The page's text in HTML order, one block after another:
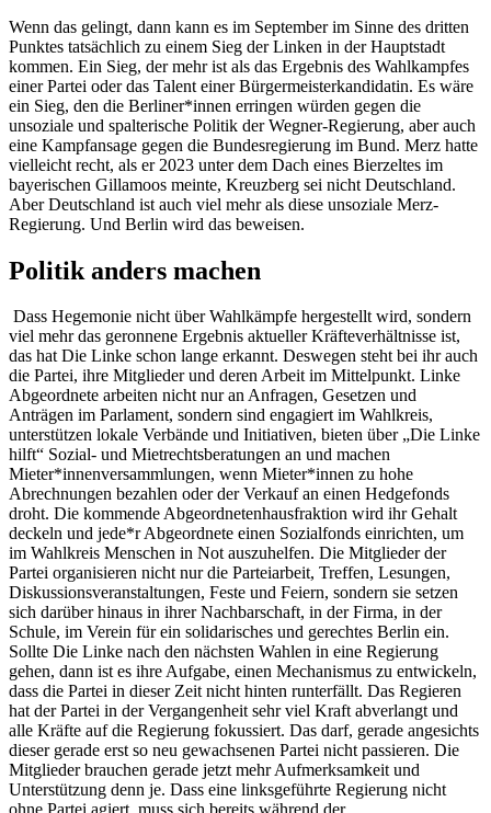
Wenn das gelingt, dann kann es im September im Sinne des dritten
Punktes tatsächlich zu einem Sieg der Linken in der Hauptstadt
kommen. Ein Sieg, der mehr ist als das Ergebnis des Wahlkampfes
einer Partei oder das Talent einer Bürgermeisterkandidatin. Es wäre
ein Sieg, den die Berliner*innen erringen würden gegen die
unsoziale und spalterische Politik der Wegner-Regierung, aber auch
eine Kampfansage gegen die Bundesregierung im Bund. Merz hatte
vielleicht recht, als er 2023 unter dem Dach eines Bierzeltes im
bayerischen Gillamoos meinte, Kreuzberg sei nicht Deutschland.
Aber Deutschland ist auch viel mehr als diese unsoziale Merz-
Regierung. Und Berlin wird das beweisen.
Politik anders machen
Dass Hegemonie nicht über Wahlkämpfe hergestellt wird, sondern
viel mehr das geronnene Ergebnis aktueller Kräfteverhältnisse ist,
das hat Die Linke schon lange erkannt. Deswegen steht bei ihr auch
die Partei, ihre Mitglieder und deren Arbeit im Mittelpunkt. Linke
Abgeordnete arbeiten nicht nur an Anfragen, Gesetzen und
Anträgen im Parlament, sondern sind engagiert im Wahlkreis,
unterstützen lokale Verbände und Initiativen, bieten über „Die Linke
hilft“ Sozial- und Mietrechtsberatungen an und machen
Mieter*innenversammlungen, wenn Mieter*innen zu hohe
Abrechnungen bezahlen oder der Verkauf an einen Hedgefonds
droht. Die kommende Abgeordnetenhausfraktion wird ihr Gehalt
deckeln und jede*r Abgeordnete einen Sozialfonds einrichten, um
im Wahlkreis Menschen in Not auszuhelfen. Die Mitglieder der
Partei organisieren nicht nur die Parteiarbeit, Treffen, Lesungen,
Diskussionsveranstaltungen, Feste und Feiern, sondern sie setzen
sich darüber hinaus in ihrer Nachbarschaft, in der Firma, in der
Schule, im Verein für ein solidarisches und gerechtes Berlin ein.
Sollte Die Linke nach den nächsten Wahlen in eine Regierung
gehen, dann ist es ihre Aufgabe, einen Mechanismus zu entwickeln,
dass die Partei in dieser Zeit nicht hinten runterfällt. Das Regieren
hat der Partei in der Vergangenheit sehr viel Kraft abverlangt und
alle Kräfte auf die Regierung fokussiert. Das darf, gerade angesichts
dieser gerade erst so neu gewachsenen Partei nicht passieren. Die
Mitglieder brauchen gerade jetzt mehr Aufmerksamkeit und
Unterstützung denn je. Dass eine linksgeführte Regierung nicht